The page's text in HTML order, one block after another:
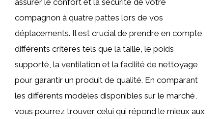
compagnon à quatre pattes lors de vos
déplacements. Il est crucial de prendre en compte
différents critères tels que la taille, le poids
supporté, la ventilation et la facilité de nettoyage
pour garantir un produit de qualité. En comparant
les différents modèles disponibles sur le marché,
vous pourrez trouver celui qui répond le mieux aux